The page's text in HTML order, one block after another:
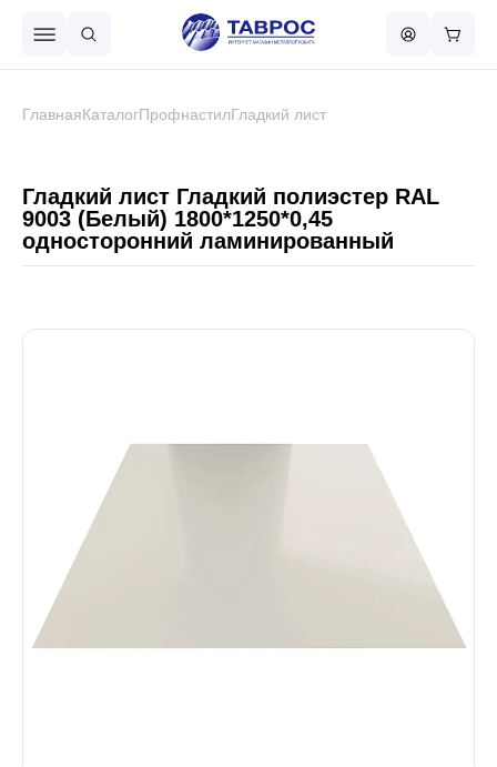
Металлочерепица
Сваи винтовые
Забор
ГлавнаяКаталогПрофнастилГладкий лист
Гладкий лист Гладкий полиэстер RAL
9003 (Белый) 1800*1250*0,45
односторонний ламинированный